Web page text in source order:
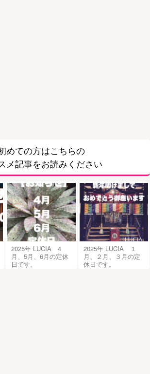
めての方はこちらの
メ記事をお読みください
2025年 LUCIA 4
月、5月、6月の定休
日です。
2025年 LUCIA １
月、２月、３月の定
休日です。